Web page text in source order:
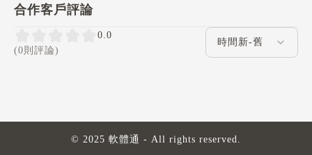
合作客戶評論
0.0
(0則評論)
評論排序
© 2025 軟體通 - All rights reserved.